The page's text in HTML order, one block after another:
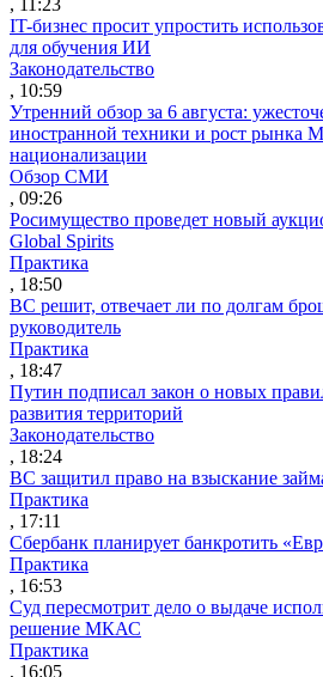
IT-бизнес просит упростить
для обучения ИИ
Законодательство
, 10:59
Утренний обзор за 6 августа:
иностранной техники и рост рынка
национализации
Обзор СМИ
, 09:26
Росимущество проведет новый
Global Spirits
Практика
, 18:50
ВС решит, отвечает ли по долгам
руководитель
Практика
, 18:47
Путин подписал закон о новых
развития территорий
Законодательство
, 18:24
ВС защитил право на взыскание
Практика
, 17:11
Сбербанк планирует банкротить
Практика
, 16:53
Суд пересмотрит дело о выдаче
решение МКАС
Практика
, 16:05